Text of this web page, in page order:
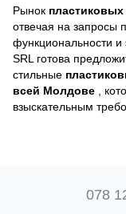
Рынок пластиковых
отвечая на запросы
функциональности и
SRL готова
стильные
всей Молдове ,
взыскательным
078